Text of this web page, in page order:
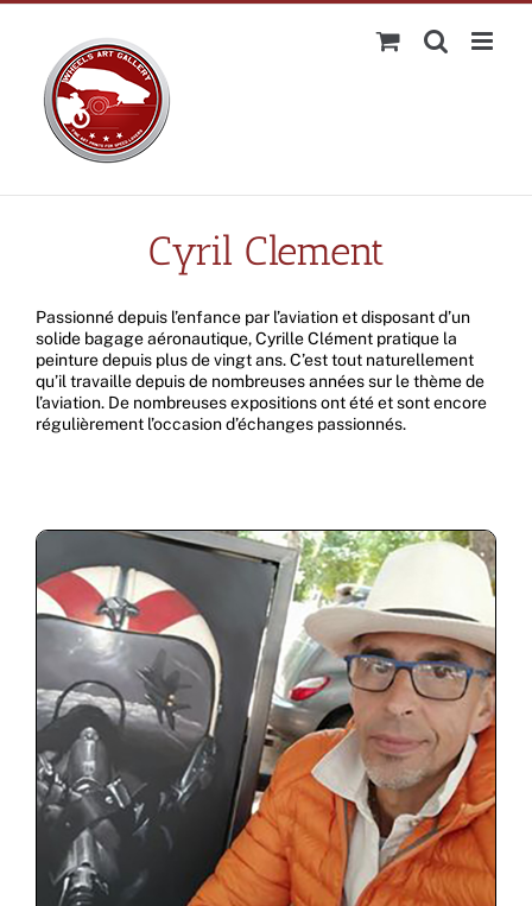
Passer
Cyril Clement
Passionné depuis l’enfance par l’aviation et disposant d’un
solide bagage aéronautique, Cyrille Clément pratique la
peinture depuis plus de vingt ans. C’est tout naturellement
qu’il travaille depuis de nombreuses années sur le thème de
l’aviation. De nombreuses expositions ont été et sont encore
régulièrement l’occasion d’échanges passionnés.